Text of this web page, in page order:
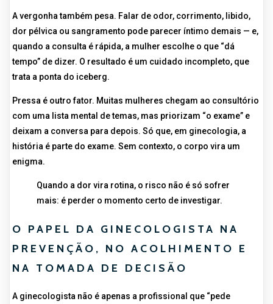
A vergonha também pesa. Falar de odor, corrimento, libido,
dor pélvica ou sangramento pode parecer íntimo demais — e,
quando a consulta é rápida, a mulher escolhe o que “dá
tempo” de dizer. O resultado é um cuidado incompleto, que
trata a ponta do iceberg.
Pressa é outro fator. Muitas mulheres chegam ao consultório
com uma lista mental de temas, mas priorizam “o exame” e
deixam a conversa para depois. Só que, em ginecologia, a
história é parte do exame. Sem contexto, o corpo vira um
enigma.
Quando a dor vira rotina, o risco não é só sofrer
mais: é perder o momento certo de investigar.
O PAPEL DA GINECOLOGISTA NA
PREVENÇÃO, NO ACOLHIMENTO E
NA TOMADA DE DECISÃO
A ginecologista não é apenas a profissional que “pede